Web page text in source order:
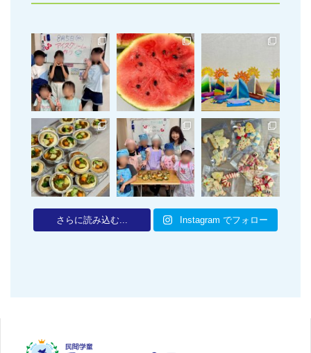
さらに読み込む... Instagram でフォロー